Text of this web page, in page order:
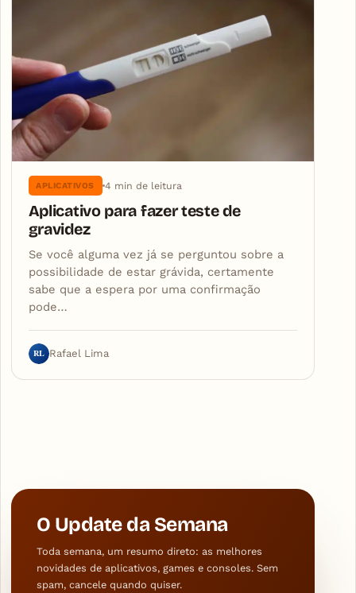
APLICATIVOS 4 min de leitura
Aplicativo para fazer teste de
gravidez
Se você alguma vez já se perguntou sobre a
possibilidade de estar grávida, certamente
sabe que a espera por uma confirmação
pode…
RL Rafael Lima
O Update da Semana
Toda semana, um resumo direto: as melhores
novidades de aplicativos, games e consoles. Sem
spam, cancele quando quiser.